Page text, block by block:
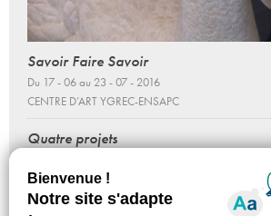
Savoir Faire Savoir
Du 17 - 06 au 23 - 07 - 2016
CENTRE D’ART YGREC-ENSAPC
Quatre projets
Du 05 - 03 au 05 - 06 - 2016
CNEAI = CENTRE NATIONAL ÉDITION ART IMAGE